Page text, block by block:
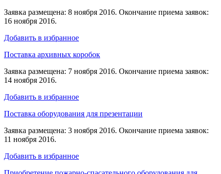
Заявка размещена: 8 ноября 2016. Окончание приема заявок:
16 ноября 2016.
Добавить в избранное
Поставка архивных коробок
Заявка размещена: 7 ноября 2016. Окончание приема заявок:
14 ноября 2016.
Добавить в избранное
Поставка оборудования для презентации
Заявка размещена: 3 ноября 2016. Окончание приема заявок:
11 ноября 2016.
Добавить в избранное